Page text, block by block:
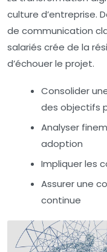
culture d’entreprise.
de communication
salariés crée de la
d’échouer le projet.
Consolider
des objectifs
Analyser
adoption
Impliquer les
Assurer une
continue